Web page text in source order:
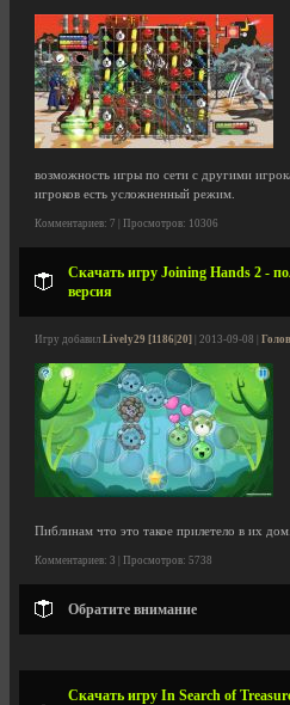
возможность игры по сети с другими
игроков есть усложненный режим.
Комментариев: 7 | Просмотров: 10306
Скачать игру Joining Hands 2 -
версия
Игру добавил Lively29 [1186|20] | 2013-09-08 |
Пиблинам что это такое прилетело в их
Комментариев: 3 | Просмотров: 5738
Обратите внимание
Скачать игру In Search of